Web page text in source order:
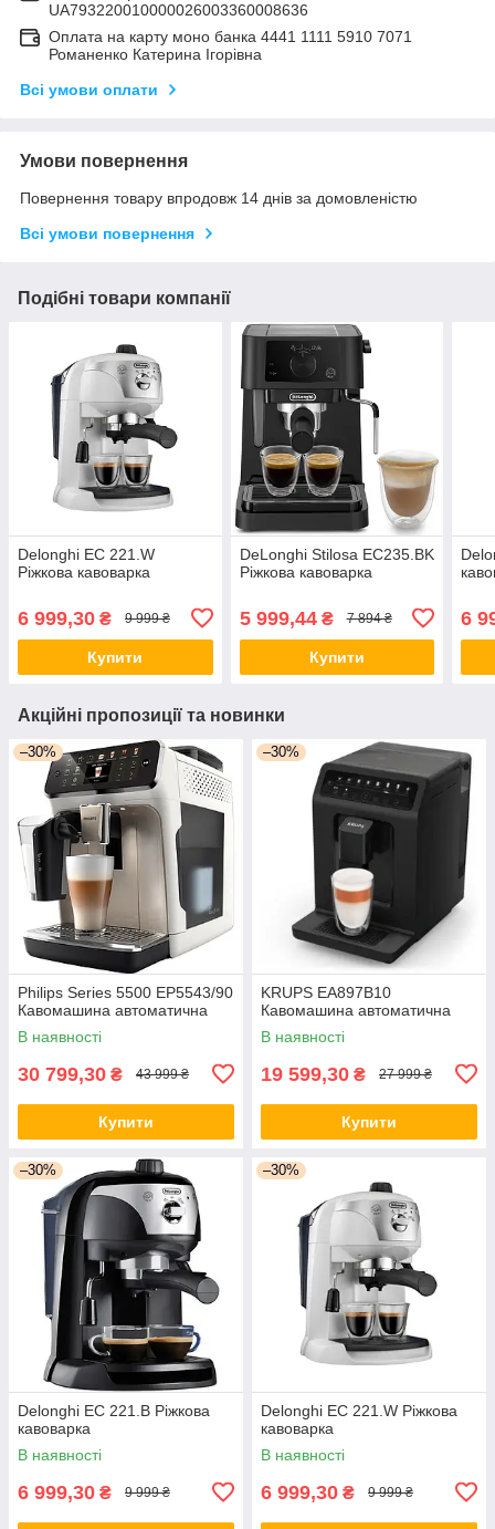
UA793220010000026003360008636
Оплата на карту моно банка 4441 1111 5910 7071
Романенко Катерина Ігорівна
Всі умови оплати
Умови повернення
Повернення товару впродовж 14 днів за домовленістю
Всі умови повернення
Подібні товари компанії
Delonghi EC 221.W
Ріжкова кавоварка
6 999,30 ₴ 9 999 ₴
Купити
DeLonghi Stilosa EC235.BK
Ріжкова кавоварка
5 999,44₴ 7 894 ₴
Купити
6
Акційні пропозиції та новинки
–30%
Philips Series 5500 EP5543/90
Кавомашина автоматична
В наявності
30 799,30 ₴ 43 999 ₴
Купити
–30%
KRUPS EA897B10
Кавомашина автоматична
В наявності
19 599,30 ₴ 27 999 ₴
Купити
–30%
Delonghi EC 221.B Ріжкова
кавоварка
В наявності
6 999,30 ₴ 9 999 ₴
–30%
Delonghi EC 221.W Ріжкова
кавоварка
В наявності
6 999,30 ₴ 9 999 ₴